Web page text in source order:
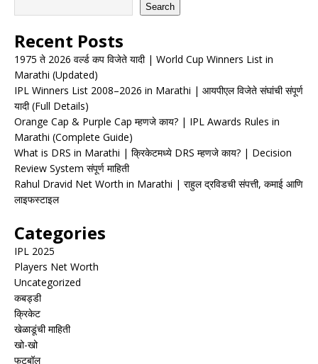
Search
Recent Posts
1975 ते 2026 वर्ल्ड कप विजेते यादी | World Cup Winners List in
Marathi (Updated)
IPL Winners List 2008–2026 in Marathi | आयपीएल विजेते संघांची संपूर्ण
यादी (Full Details)
Orange Cap & Purple Cap म्हणजे काय? | IPL Awards Rules in
Marathi (Complete Guide)
What is DRS in Marathi | क्रिकेटमध्ये DRS म्हणजे काय? | Decision
Review System संपूर्ण माहिती
Rahul Dravid Net Worth in Marathi | राहुल द्रविडची संपत्ती, कमाई आणि
लाइफस्टाइल
Categories
IPL 2025
Players Net Worth
Uncategorized
कबड्डी
क्रिकेट
खेळाडूंची माहिती
खो-खो
फुटबॉल